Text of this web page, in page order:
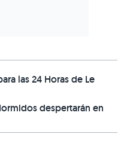
las 24 Horas de Le
despertarán en